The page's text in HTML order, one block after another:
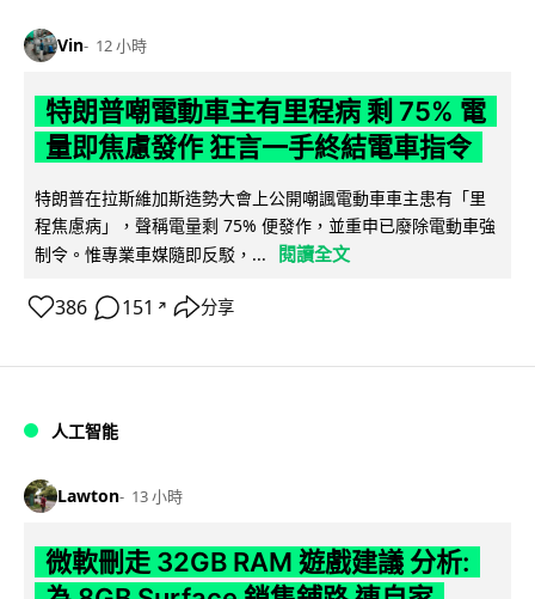
Vin 12 小時
特朗普嘲電動車主有里程病 剩 75% 電
量即焦慮發作 狂言一手終結電車指令
特朗普在拉斯維加斯造勢大會上公開嘲諷電動車車主患有「里
程焦慮病」，聲稱電量剩 75% 便發作，並重申已廢除電動車強
制令。惟專業車媒隨即反駁，...
閱讀全文
386 151 ↗ 分享
人工智能
Lawton 13 小時
微軟刪走 32GB RAM 遊戲建議 分析: